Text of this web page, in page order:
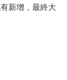
新增，最終大